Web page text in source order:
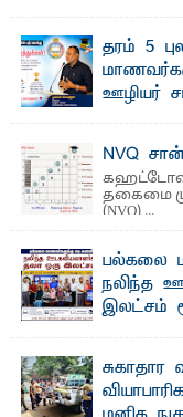
தரம் 5
ஊழியர்
NVQ
தகைமை
(NVQ) ...
பல்கலை
நலிந்த
இலட்சம்
வழங்கும் திட்டம்
ப ல்கலைக்கழக
மேம்படுத்தும்
சுகாதார